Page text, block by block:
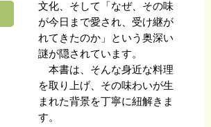
文化、そして「なぜ、その味
が今日まで愛され、受け継が
れてきたのか」という奥深い
謎が隠されています。
本書は、そんな身近な料理
を取り上げ、その味わいが生
まれた背景を丁寧に紐解きま
す。